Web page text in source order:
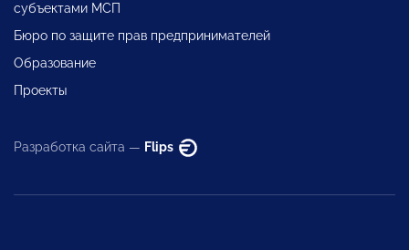
субъектами МСП
Бюро по защите прав предпринимателей
Образование
Проекты
Разработка сайта — Flips